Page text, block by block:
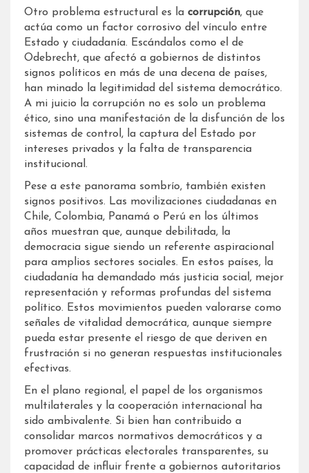
Otro problema estructural es la corrupción, que
actúa como un factor corrosivo del vínculo entre
Estado y ciudadanía. Escándalos como el de
Odebrecht, que afectó a gobiernos de distintos
signos políticos en más de una decena de países,
han minado la legitimidad del sistema democrático.
A mi juicio la corrupción no es solo un problema
ético, sino una manifestación de la disfunción de los
sistemas de control, la captura del Estado por
intereses privados y la falta de transparencia
institucional.
Pese a este panorama sombrío, también existen
signos positivos. Las movilizaciones ciudadanas en
Chile, Colombia, Panamá o Perú en los últimos
años muestran que, aunque debilitada, la
democracia sigue siendo un referente aspiracional
para amplios sectores sociales. En estos países, la
ciudadanía ha demandado más justicia social, mejor
representación y reformas profundas del sistema
político. Estos movimientos pueden valorarse como
señales de vitalidad democrática, aunque siempre
pueda estar presente el riesgo de que deriven en
frustración si no generan respuestas institucionales
efectivas.
En el plano regional, el papel de los organismos
multilaterales y la cooperación internacional ha
sido ambivalente. Si bien han contribuido a
consolidar marcos normativos democráticos y a
promover prácticas electorales transparentes, su
capacidad de influir frente a gobiernos autoritarios